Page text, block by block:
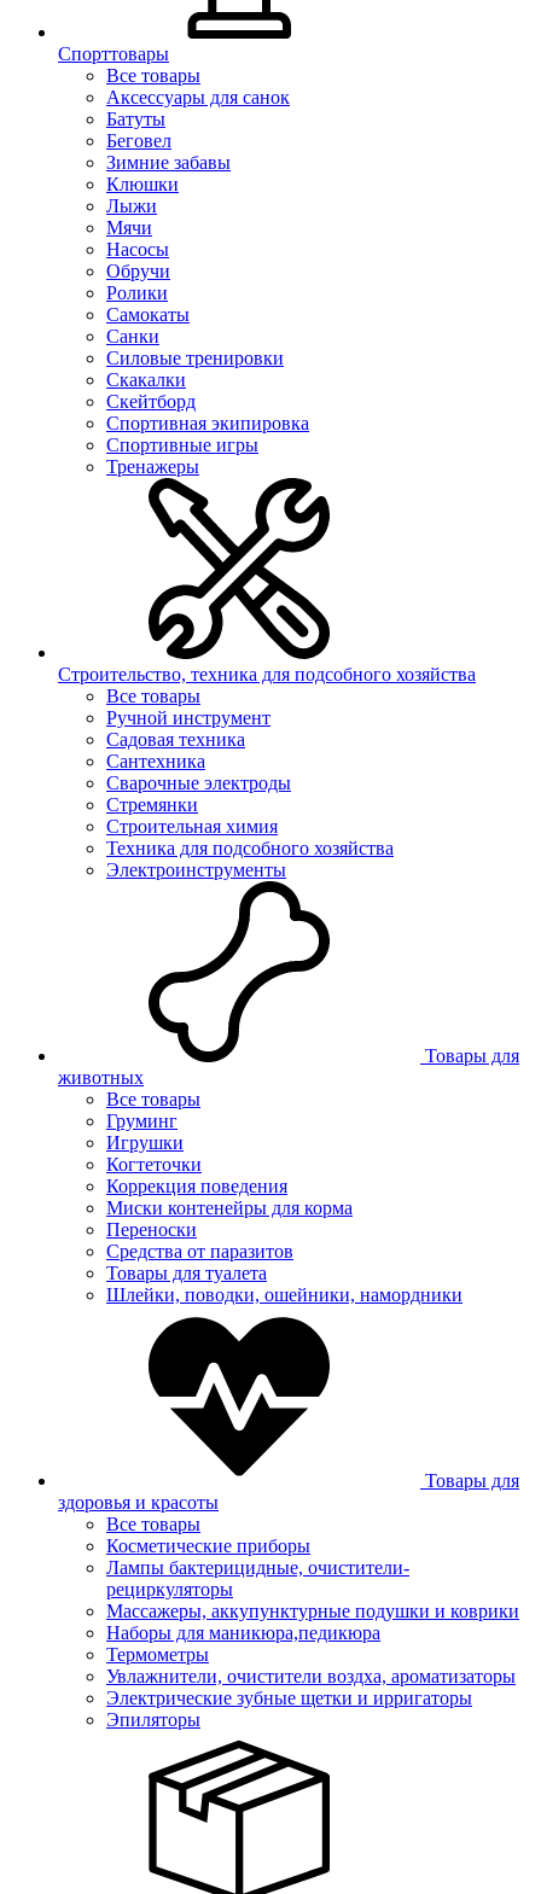
Спорттовары
Все товары
Аксессуары для санок
Батуты
Беговел
Зимние забавы
Клюшки
Лыжи
Мячи
Насосы
Обручи
Ролики
Самокаты
Санки
Силовые тренировки
Скакалки
Скейтборд
Спортивная экипировка
Спортивные игры
Тренажеры
Строительство, техника для подсобного хозяйства
Все товары
Ручной инструмент
Садовая техника
Сантехника
Сварочные электроды
Стремянки
Строительная химия
Техника для подсобного хозяйства
Электроинструменты
Товары для
животных
Все товары
Груминг
Игрушки
Когтеточки
Коррекция поведения
Миски контенейры для корма
Переноски
Средства от паразитов
Товары для туалета
Шлейки, поводки, ошейники, намордники
Товары для
здоровья и красоты
Все товары
Косметические приборы
Лампы бактерицидные, очистители-
рециркуляторы
Массажеры, аккупунктурные подушки и коврики
Наборы для маникюра,педикюра
Термометры
Увлажнители, очистители воздха, ароматизаторы
Электрические зубные щетки и ирригаторы
Эпиляторы